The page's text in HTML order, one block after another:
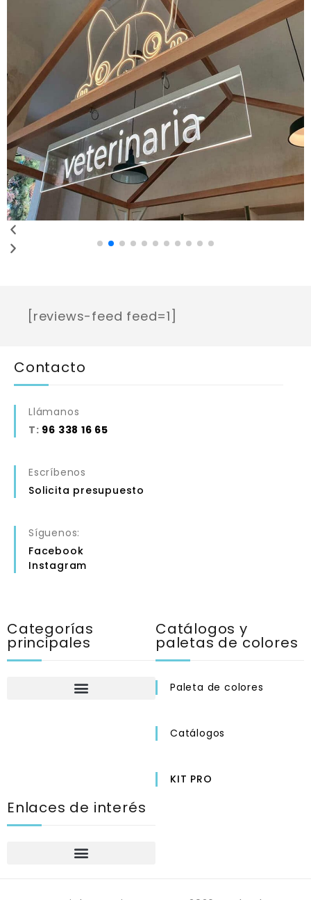
[reviews-feed feed=1]
Contacto
Llámanos
T: 96 338 16 65
Escríbenos
Solicita presupuesto
Síguenos:
Facebook
Instagram
Catálogos y
paletas de colores
Paleta de colores
Catálogos
KIT PRO
Categorías
principales
Enlaces de interés